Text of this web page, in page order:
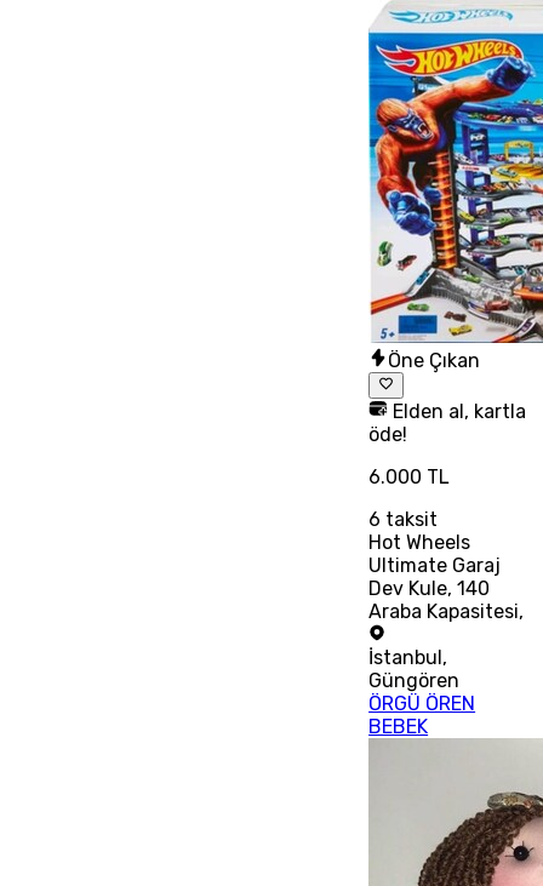
Öne Çıkan
Elden al, kartla
öde!
6.000 TL
6 taksit
Hot Wheels
Ultimate Garaj
Dev Kule, 140
Araba Kapasitesi,
İstanbul ,
Güngören
ÖRGÜ ÖREN
BEBEK